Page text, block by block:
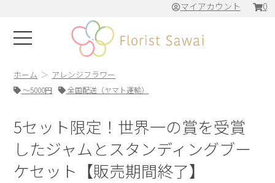
0
マイアカウント
ホーム アレンジフラワー
～5000円 全国配送（ヤマト運輸）
5セット限定！世界一の賞を受賞
したジャムとスタンディングブー
ケセット【販売期間終了】